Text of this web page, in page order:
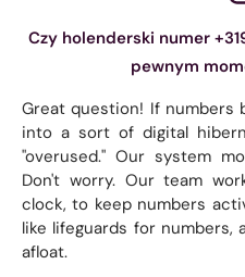
Czy holenderski numer
pewnym
Great question! If numbers
into a sort of digital
"overused." Our system
Don't worry. Our team
clock, to keep numbers
like lifeguards for numbers,
afloat.